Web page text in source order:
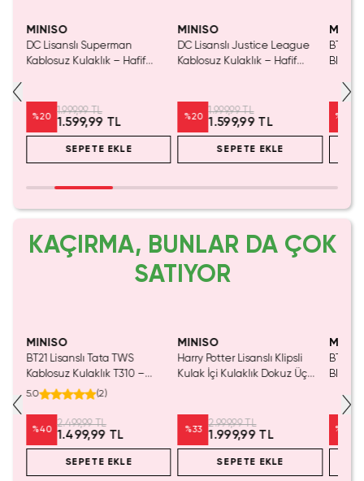
MINISO
DC Lisanslı Superman
Kablosuz Kulaklık – Hafif
%20
1.999,99 TL
1.599,99 TL
SEPETE EKLE
MINISO
DC Lisanslı Justice League
Kablosuz Kulaklık – Hafif
%20
1.999,99 TL
1.599,99 TL
SEPETE EKLE
BT21
%
KAÇIRMA, BUNLAR DA ÇOK
SATIYOR
MINISO
BT21 Lisanslı Tata TWS
Kablosuz Kulaklık T310 –
Otomatik Eşleşme Özellikli
5.0 (2)
%40
2.499,99 TL
1.499,99 TL
SEPETE EKLE
MINISO
Harry Potter Lisanslı Klipsli
Kulak İçi Kulaklık Dokuz Üç
%33
2.999,99 TL
1.999,99 TL
SEPETE EKLE
BT21
%